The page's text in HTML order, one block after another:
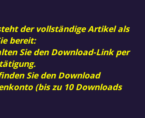
der vollständige Artikel als
bereit:
Sie den Download-Link per
Sie den Download
(bis zu 10 Downloads